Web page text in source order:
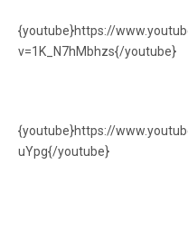
{youtube}https://
v=1K_N7hMbhzs{/youtube}
{youtube}https://
uYpg{/youtube}